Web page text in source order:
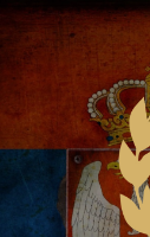
Skip
to
content
Skip
to
main
navigation
Skip
to
footer